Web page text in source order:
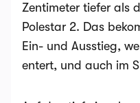
Zentimeter tiefer als
Polestar 2. Das
Ein- und Ausstieg,
entert, und auch im